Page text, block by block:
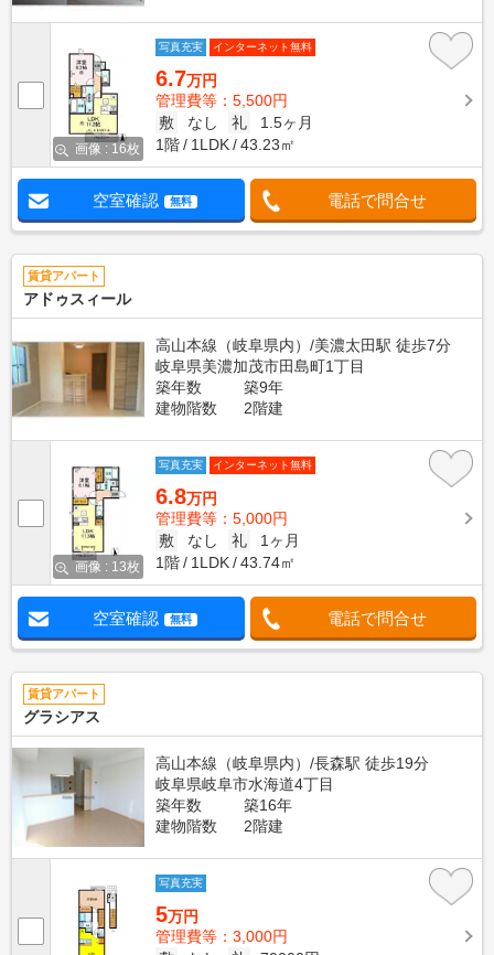
画像 : 16枚
写真充実 インターネット無料
6.7万円
管理費等：5,500円
敷
なし 礼
1.5ヶ月
1階
1LDK 43.23㎡
空室確認 無料 電話で問合せ
賃貸アパート
アドゥスィール
高山本線（岐阜県内）/美濃太田駅 徒歩7分
岐阜県美濃加茂市田島町1丁目
築年数
築9年
建物階数
2階建
画像 : 13枚
写真充実 インターネット無料
6.8万円
管理費等：5,000円
敷
なし 礼
1ヶ月
1階
1LDK 43.74㎡
空室確認 無料 電話で問合せ
賃貸アパート
グラシアス
高山本線（岐阜県内）/長森駅 徒歩19分
岐阜県岐阜市水海道4丁目
築年数
築16年
建物階数
2階建
写真充実
5万円
管理費等：3,000円